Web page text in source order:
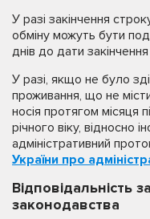
У разі закінчення
обміну можуть бути
днів до дати закінчення
У разі, якщо не було
проживання, що не
носія протягом місяця
річного віку, відносно
адміністративний
України про
Відповідальність
законодавства